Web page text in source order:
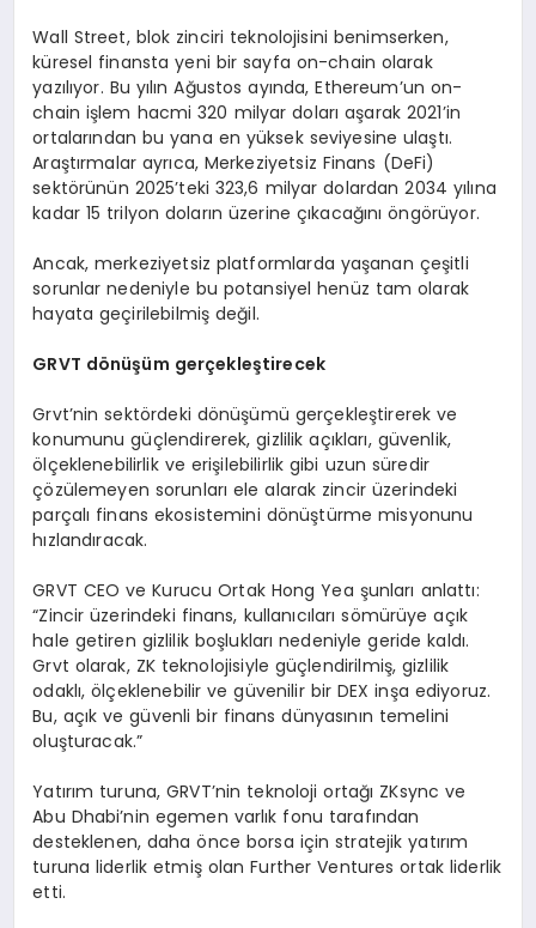
Wall Street, blok zinciri teknolojisini benimserken,
küresel finansta yeni bir sayfa on-chain olarak
yazılıyor. Bu yılın Ağustos ayında, Ethereum’un on-
chain işlem hacmi 320 milyar doları aşarak 2021’in
ortalarından bu yana en yüksek seviyesine ulaştı.
Araştırmalar ayrıca, Merkeziyetsiz Finans (DeFi)
sektörünün 2025’teki 323,6 milyar dolardan 2034 yılına
kadar 15 trilyon doların üzerine çıkacağını öngörüyor.
Ancak, merkeziyetsiz platformlarda yaşanan çeşitli
sorunlar nedeniyle bu potansiyel henüz tam olarak
hayata geçirilebilmiş değil.
GRVT dönüşüm gerçekleştirecek
Grvt’nin sektördeki dönüşümü gerçekleştirerek ve
konumunu güçlendirerek, gizlilik açıkları, güvenlik,
ölçeklenebilirlik ve erişilebilirlik gibi uzun süredir
çözülemeyen sorunları ele alarak zincir üzerindeki
parçalı finans ekosistemini dönüştürme misyonunu
hızlandıracak.
GRVT CEO ve Kurucu Ortak Hong Yea şunları anlattı:
“Zincir üzerindeki finans, kullanıcıları sömürüye açık
hale getiren gizlilik boşlukları nedeniyle geride kaldı.
Grvt olarak, ZK teknolojisiyle güçlendirilmiş, gizlilik
odaklı, ölçeklenebilir ve güvenilir bir DEX inşa ediyoruz.
Bu, açık ve güvenli bir finans dünyasının temelini
oluşturacak.”
Yatırım turuna, GRVT’nin teknoloji ortağı ZKsync ve
Abu Dhabi’nin egemen varlık fonu tarafından
desteklenen, daha önce borsa için stratejik yatırım
turuna liderlik etmiş olan Further Ventures ortak liderlik
etti.